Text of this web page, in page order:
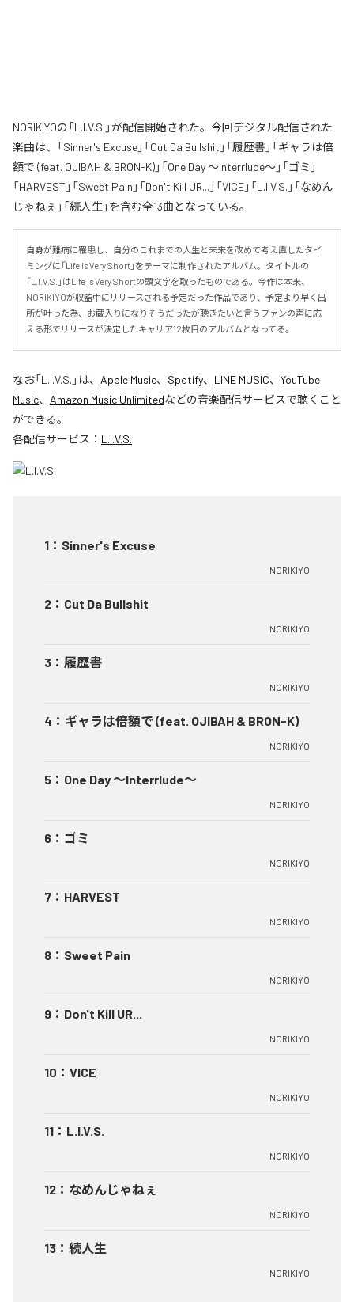
NORIKIYOの「L.I.V.S.」が配信開始された。今回デジタル配信された
楽曲は、「Sinner's Excuse」「Cut Da Bullshit」「履歴書」「ギャラは倍
額で (feat. OJIBAH & BRON-K)」「One Day ～Interrlude～」「ゴミ」
「HARVEST」「Sweet Pain」「Don't Kill UR...」「VICE」「L.I.V.S.」「なめん
じゃねぇ」「続人生」を含む全13曲となっている。
自身が難病に罹患し、自分のこれまでの人生と未来を改めて考え直したタイ
ミングに「Life Is Very Short」をテーマに制作されたアルバム。タイトルの
「L.I.V.S.」はLife Is Very Shortの頭文字を取ったものである。今作は本来、
NORIKIYOが収監中にリリースされる予定だった作品であり、予定より早く出
所が叶った為、お蔵入りになりそうだったが聴きたいと言うファンの声に応
える形でリリースが決定したキャリア12枚目のアルバムとなってる。
なお「L.I.V.S. 」は、 Apple Music、 Spotify、 LINE MUSIC、 YouTube
Music、 Amazon Music Unlimitedなどの音楽配信サービスで聴くこと
ができる。
各配信サービス： L.I.V.S.
1 ： Sinner's Excuse
NORIKIYO
2 ： Cut Da Bullshit
NORIKIYO
3 ： 履歴書
NORIKIYO
4 ： ギャラは倍額で (feat. OJIBAH & BRON-K)
NORIKIYO
5 ： One Day ～Interrlude～
NORIKIYO
6 ： ゴミ
NORIKIYO
7 ： HARVEST
NORIKIYO
8 ： Sweet Pain
NORIKIYO
9 ： Don't Kill UR...
NORIKIYO
10 ： VICE
NORIKIYO
11 ： L.I.V.S.
NORIKIYO
12 ： なめんじゃねぇ
NORIKIYO
13 ： 続人生
NORIKIYO